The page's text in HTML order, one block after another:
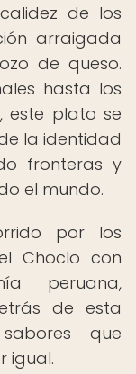
de los
arraigada
de queso.
hasta los
este plato se
la identidad
fronteras y
el mundo.
por los
Choclo con
peruana,
de esta
que
igual.